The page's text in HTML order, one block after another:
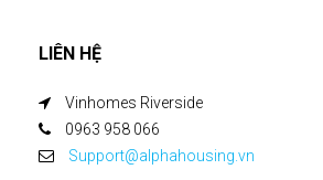
LIÊN HỆ
Vinhomes Riverside
0963 958 066
Support@alphahousing.vn